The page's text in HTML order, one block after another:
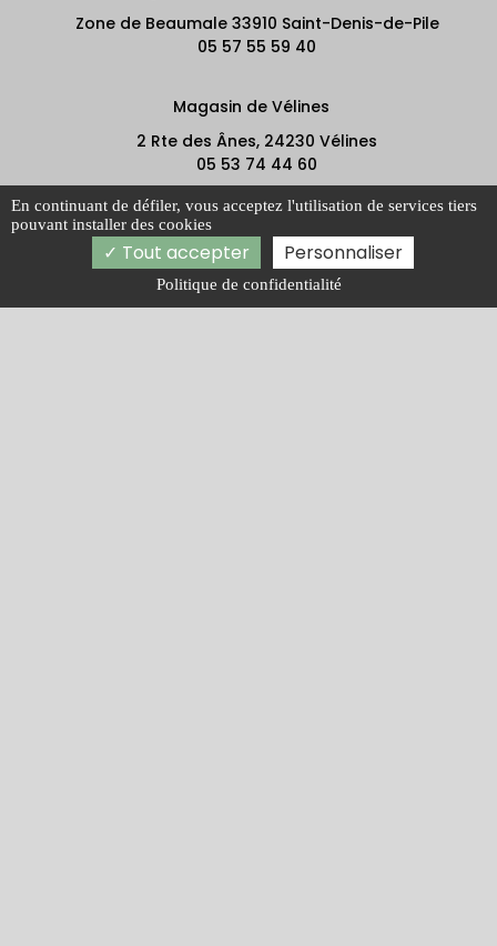
Magasin de Vélines
2 Rte des Ânes, 24230 Vélines
05 53 74 44 60
Zone de Beaumale 33910 Saint-Denis-de-Pile
05 57 55 59 40
Vendredi : 8h-12h | 14h-18h00
Vendredi : 8h-12h | 14h-18h00
En continuant de défiler, vous acceptez l'utilisation de services tiers
pouvant installer des cookies
Tout accepter Personnaliser
Politique de confidentialité